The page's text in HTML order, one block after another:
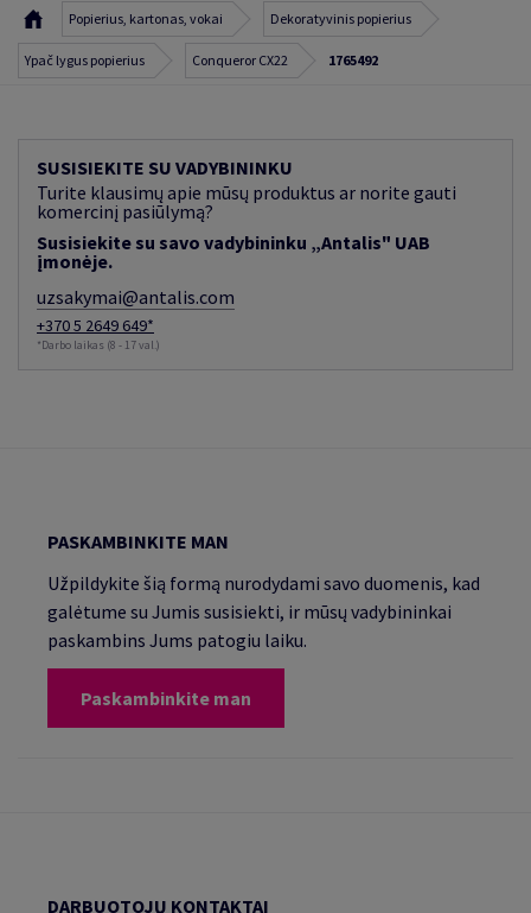
Popierius, kartonas, vokai Dekoratyvinis popierius
Ypač lygus popierius Conqueror CX22 1765492
SUSISIEKITE SU VADYBININKU
Turite klausimų apie mūsų produktus ar norite gauti
komercinį pasiūlymą?
Susisiekite su savo vadybininku „Antalis" UAB
įmonėje.
uzsakymai@antalis.com
+370 5 2649 649*
*Darbo laikas (8 - 17 val.)
PASKAMBINKITE MAN
Užpildykite šią formą nurodydami savo duomenis, kad
galėtume su Jumis susisiekti, ir mūsų vadybininkai
paskambins Jums patogiu laiku.
Paskambinkite man
DARBUOTOJŲ KONTAKTAI